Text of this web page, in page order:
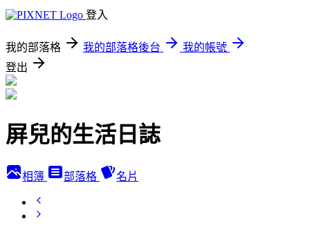
登入
我的部落格 我的部落格後台
我的帳號
登出
屏兒的生活日誌
相簿 部落格 名片